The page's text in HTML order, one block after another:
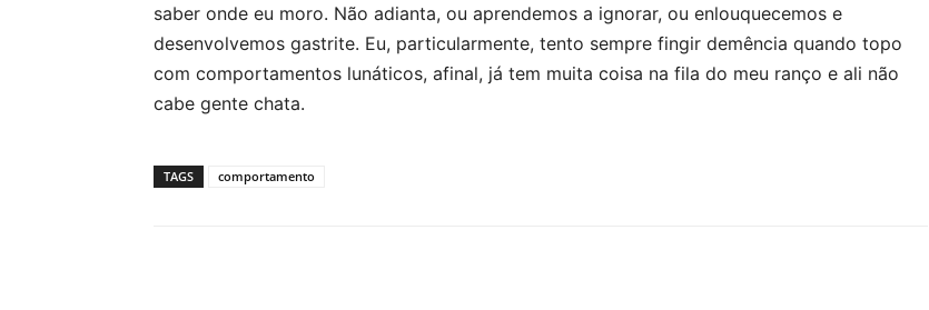
saber onde eu moro. Não adianta, ou aprendemos a ignorar, ou enlouquecemos e
desenvolvemos gastrite. Eu, particularmente, tento sempre fingir demência quando topo
com comportamentos lunáticos, afinal, já tem muita coisa na fila do meu ranço e ali não
cabe gente chata.
TAGS comportamento